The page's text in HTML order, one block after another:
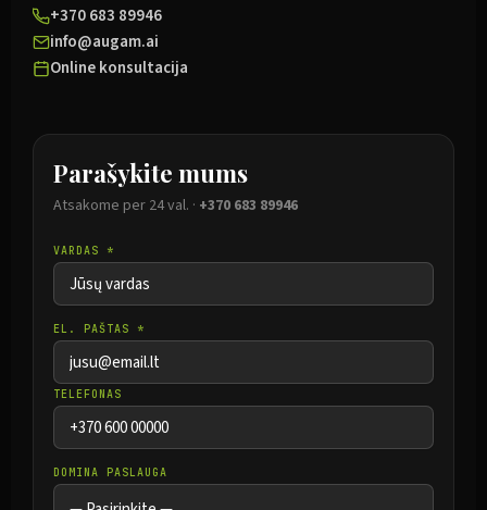
+370 683 89946
info@augam.ai
Online konsultacija
Parašykite mums
Atsakome per 24 val. · +370 683 89946
VARDAS *
EL. PAŠTAS *
TELEFONAS
DOMINA PASLAUGA